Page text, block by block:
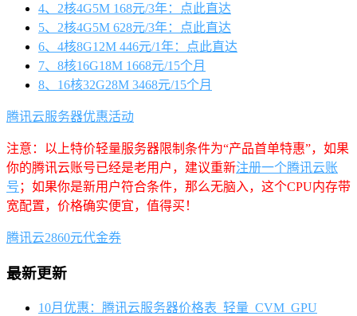
4、2核4G5M 168元/3年：点此直达
5、2核4G5M 628元/3年：点此直达
6、4核8G12M 446元/1年：点此直达
7、8核16G18M 1668元/15个月
8、16核32G28M 3468元/15个月
腾讯云服务器优惠活动
注意：以上特价轻量服务器限制条件为“产品首单特惠”，如果
你的腾讯云账号已经是老用户，建议重新注册一个腾讯云账
号 ；如果你是新用户符合条件，那么无脑入，这个CPU内存带
宽配置，价格确实便宜，值得买！
腾讯云2860元代金券
最新更新
10月优惠：腾讯云服务器价格表_轻量_CVM_GPU